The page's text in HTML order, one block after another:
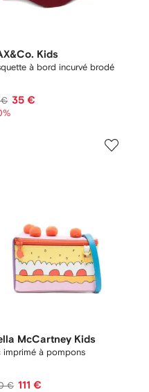
Kids
à bord incurvé brodé
€ 35 €
McCartney Kids
imprimé à pompons
€ 111 €